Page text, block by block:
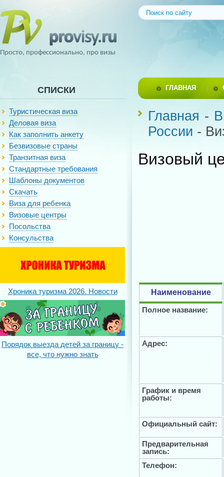
Просто, профессионально, про визы
СПИСКИ
Туристическая виза
Деловая виза
Как заполнить анкету
Безвизовые страны
Транзитная виза
Стандартные требования
Шаблоны документов
Скачать
Виза для ребенка
Визовые центры
Посольства
Консульства
Хроника туризма 2026. Новости
Порядок выезда детей за границу -
все, что нужно знать
ГЛАВНАЯ
Главная -
России -
Визовый
Наименование
Полное название:
Адрес:
График и время
работы:
Официальный сайт:
Предварительная
запись:
Телефон: